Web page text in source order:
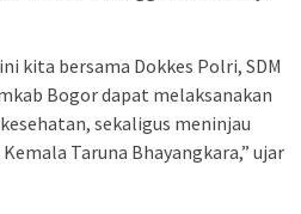
kita bersama Dokkes Polri, SDM
Bogor dapat melaksanakan
sekaligus meninjau
Taruna Bhayangkara,” ujar